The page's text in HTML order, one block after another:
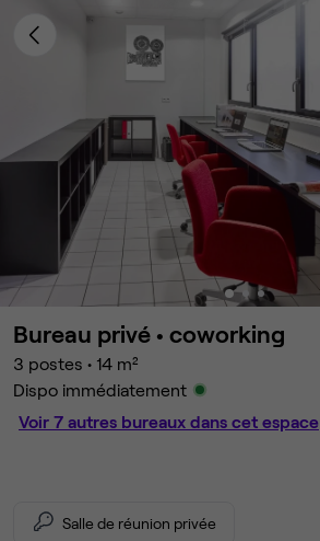
Bureau privé • coworking
3 postes • 14 m²
Dispo immédiatement
Voir 7 autres bureaux dans cet espace
Salle de réunion privée